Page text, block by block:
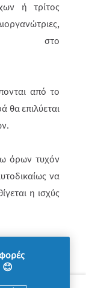
ή τρίτος
από το
θα επιλύεται
όρων τυχόν
να
η ισχύς
😊